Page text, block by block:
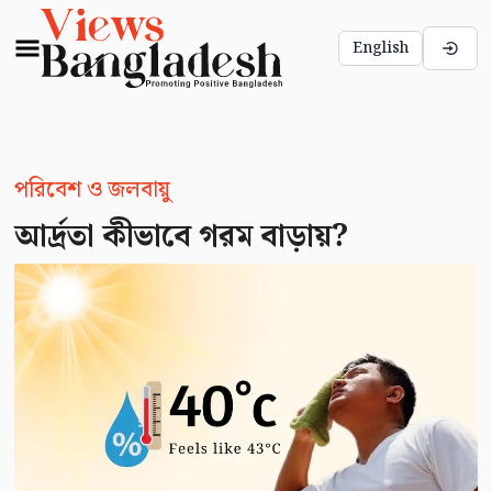
English
পরিবেশ ও জলবায়ু
আর্দ্রতা কীভাবে গরম বাড়ায়?